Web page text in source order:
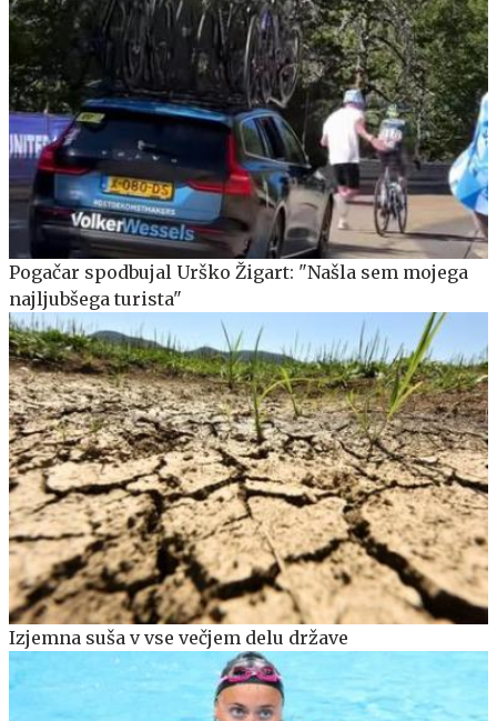
Pogačar spodbujal Urško Žigart: "Našla sem mojega
najljubšega turista"
Izjemna suša v vse večjem delu države